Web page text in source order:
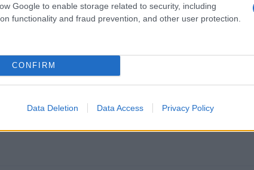
Google to enable storage related to security, including
functionality and fraud prevention, and other user protection.
CONFIRM
Data Deletion Data Access Privacy Policy